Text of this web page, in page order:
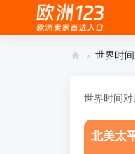
› 世界时
世界时间对
北美太